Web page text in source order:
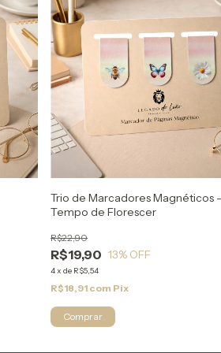
Trio de Marcadores Magnéticos -
Tempo de Florescer
R$19,90
R$22,90
13% OFF
4x de R$5,54
R$18,91 com Pix